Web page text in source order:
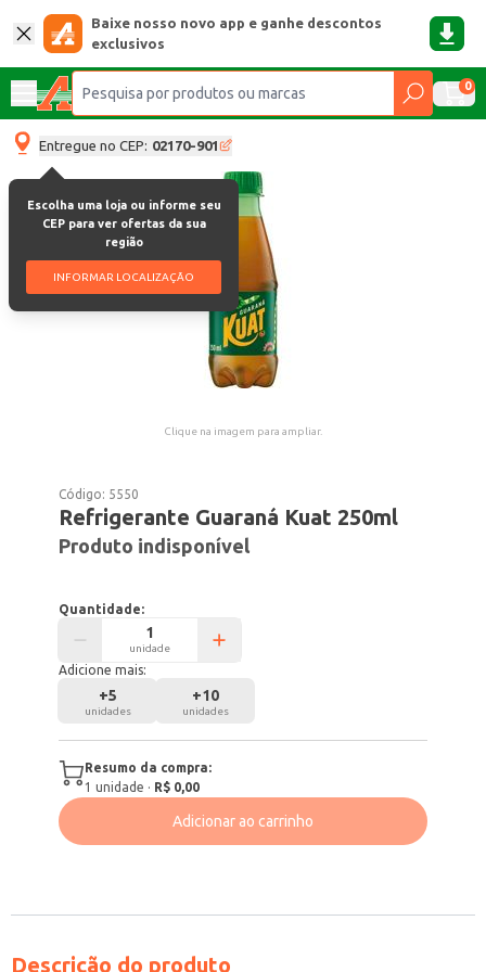
Baixe nosso novo app e ganhe descontos
exclusivos
0
Entregue no CEP: 02170-901
Escolha uma loja ou informe seu
CEP para ver ofertas da sua
região
INFORMAR LOCALIZAÇÃO
Clique na imagem para ampliar.
Código: 5550
Refrigerante Guaraná Kuat 250ml
Produto indisponível
Quantidade:
unidade
Adicione mais:
+5
unidades
+10
unidades
Resumo da compra:
1 unidade · R$ 0,00
Adicionar ao carrinho
Descrição do produto